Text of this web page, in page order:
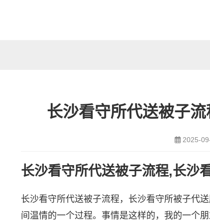
长沙看守所代送被子
2025-
长沙看守所代送被子流程,长沙
长沙看守所代送被子流程，长沙看守所被子代
间温情的一个过程。事情是这样的，我的一个